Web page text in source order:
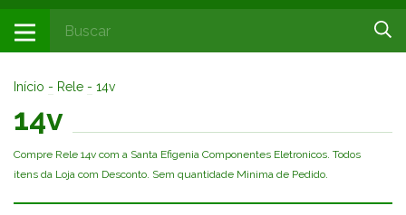
Início - Rele - 14v
14v
Compre Rele 14v com a Santa Efigenia Componentes Eletronicos. Todos
itens da Loja com Desconto. Sem quantidade Minima de Pedido.